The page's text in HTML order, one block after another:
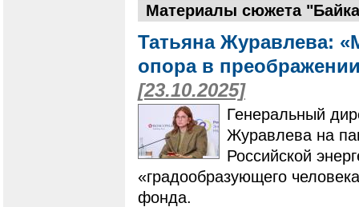
Материалы сюжета
Татьяна Журавлева:
опора в
[23.10.2025]
Генеральный
Журавлева на
Российской
«градообразующего
фонда.